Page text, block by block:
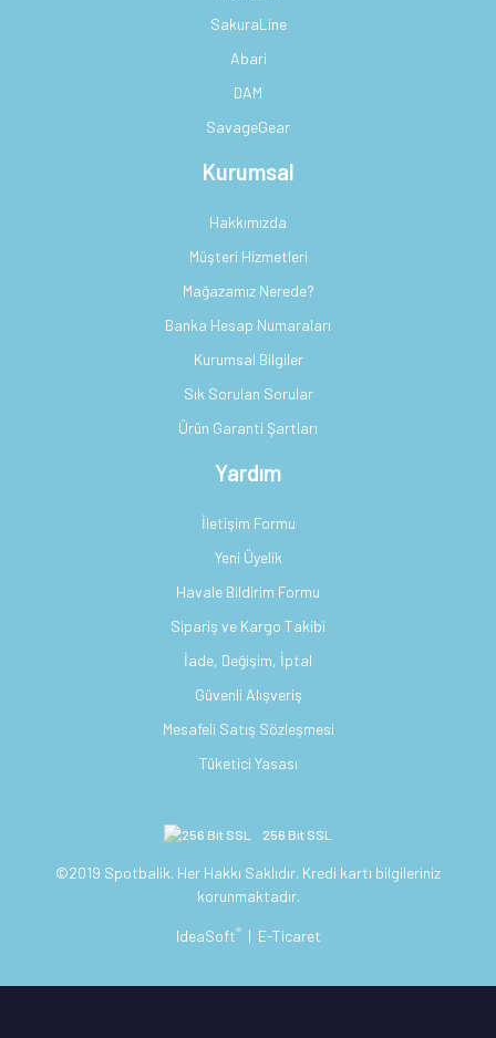
SakuraLine
Abari
DAM
SavageGear
Kurumsal
Hakkımızda
Müşteri Hizmetleri
Mağazamız Nerede?
Banka Hesap Numaraları
Kurumsal Bilgiler
Sık Sorulan Sorular
Ürün Garanti Şartları
Yardım
İletişim Formu
Yeni Üyelik
Havale Bildirim Formu
Sipariş ve Kargo Takibi
İade, Değişim, İptal
Güvenli Alışveriş
Mesafeli Satış Sözleşmesi
Tüketici Yasası
256 Bit SSL
©2019 Spotbalik. Her Hakkı Saklıdır. Kredi kartı bilgileriniz
korunmaktadır.
IdeaSoft® | E-Ticaret